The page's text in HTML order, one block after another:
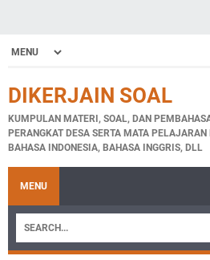
DIKERJAIN SOAL
KUMPULAN MATERI, SOAL, DAN
PERANGKAT DESA SERTA MATA
BAHASA INDONESIA, BAHASA INGGRIS, DLL
MENU